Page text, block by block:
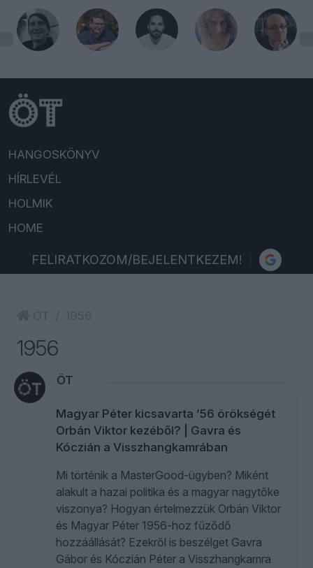
HANGOSKÖNYV
HÍRLEVÉL
HOLMIK
HOME
FELIRATKOZOM/BEJELENTKEZEM!
1956
ÖT
Magyar Péter kicsavarta ’56 örökségét
Orbán Viktor kezéből? | Gavra és
Kóczián a Visszhangkamrában
Mi történik a MasterGood-ügyben? Miként
alakult a hazai politika és a magyar nagytőke
viszonya? Hogyan értelmezzük Orbán Viktor
és Magyar Péter 1956-hoz fűződő
hozzáállását? Ezekről is beszélget Gavra
Gábor és Kóczián Péter a Visszhangkamra